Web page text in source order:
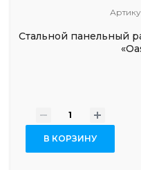
Стальной панельный
- +
В КОРЗИНУ